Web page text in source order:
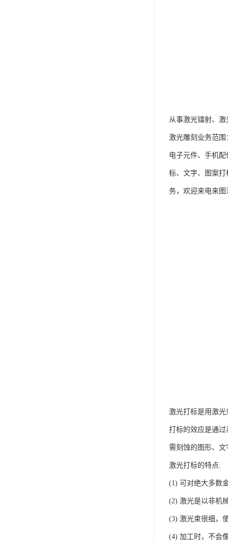
从事激光镭射、
激光雕刻业务范围
电子元件、手机
标、文字、图案
务，欢迎来电来图
激光打标是用激光
打标的效应是通
需刻蚀的图形、文
激光打标的特点:
(1) 可对绝大多数
(2) 激光是以非机
(3) 激光束很细，
(4) 加工时，不会